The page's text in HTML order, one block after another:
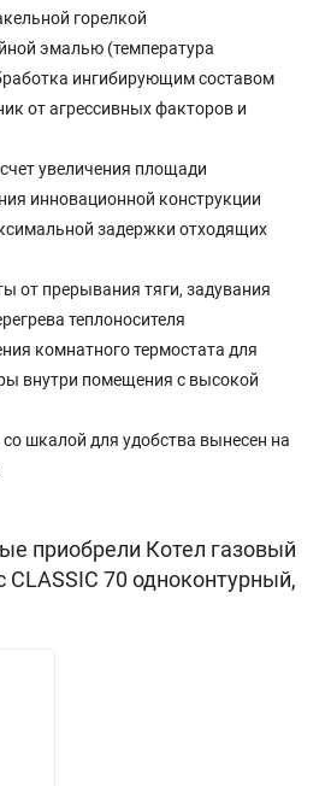
горелкой
эмалью (температура
ингибирующим составом
от агрессивных факторов и
увеличения площади
инновационной конструкции
задержки отходящих
от прерывания тяги, задувания
теплоносителя
комнатного термостата для
внутри помещения с высокой
шкалой для удобства вынесен на
приобрели Котел газовый
70 одноконтурный,